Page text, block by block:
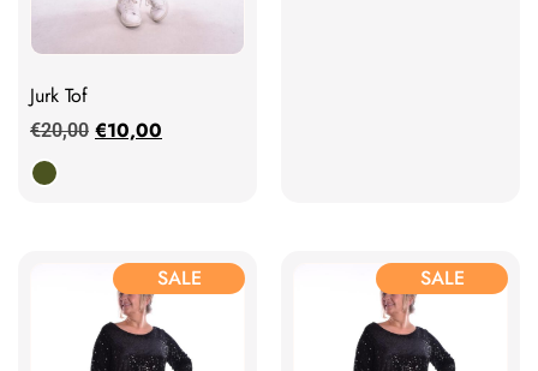
Jurk Tof
€20,00 €10,00
SALE SALE